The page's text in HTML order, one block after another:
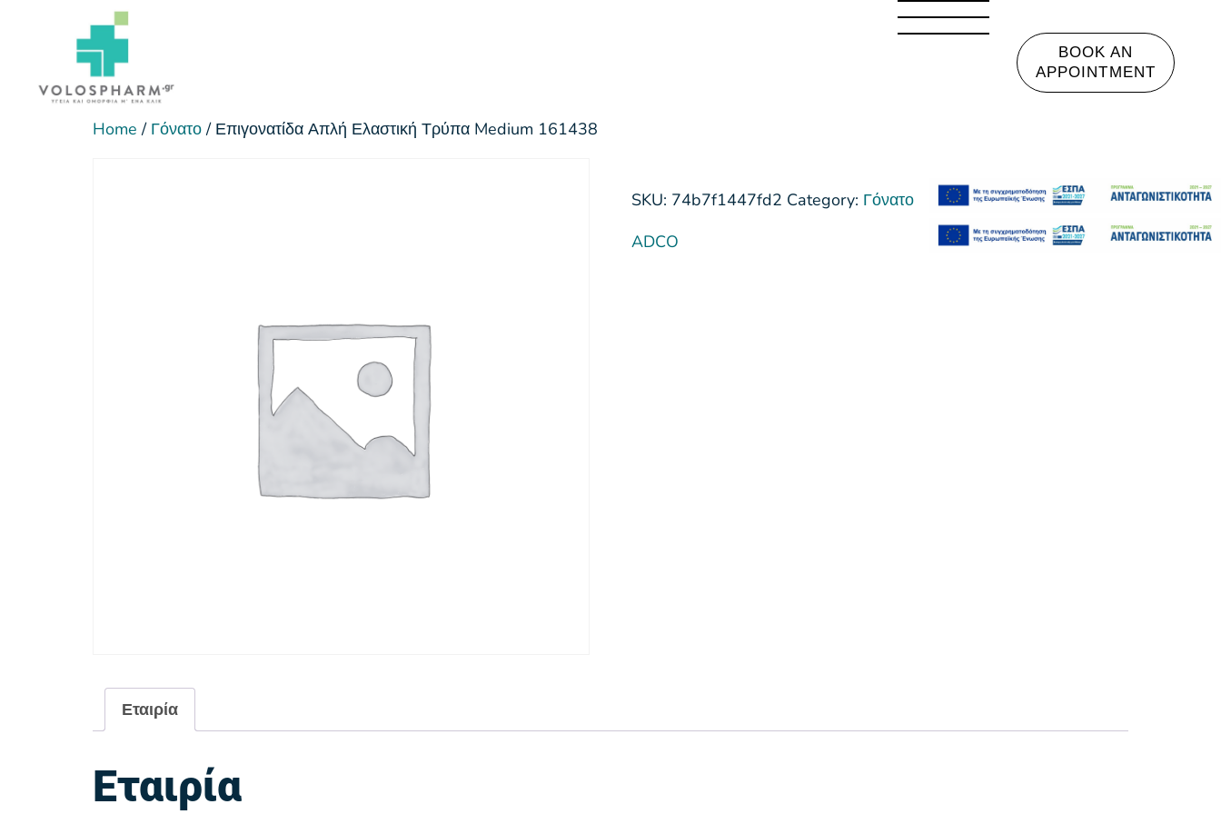
BOOK AN
APPOINTMENT
Home / Γόνατο/ Επιγονατίδα Απλή Ελαστική Τρύπα Medium 161438
SKU: 74b7f1447fd2 Category: Γόνατο
ADCO
Εταιρία
Εταιρία